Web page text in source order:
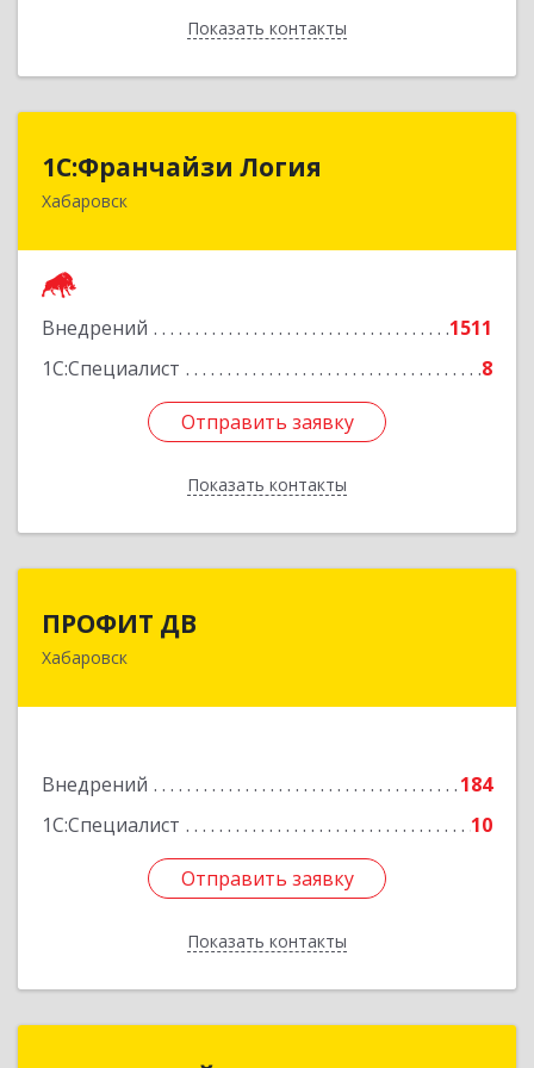
Показать контакты
Назад
1C:Франчайзи Логия
Хабаровск
Внедрений
1511
1С:Специалист
8
Отправить заявку
Показать контакты
680000, Хабаровский край, Хабаровск г,
Отправить заявку
Назад
ПРОФИТ ДВ
Хабаровск
Внедрений
184
1С:Специалист
10
Отправить заявку
Показать контакты
680000, Хабаровский край, Хабаровск г,
Отправить заявку
Назад